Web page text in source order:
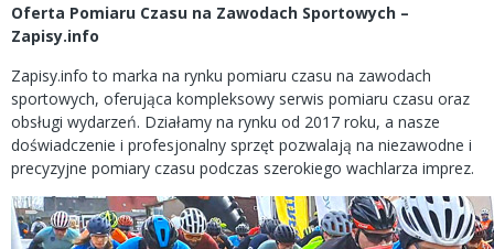
Oferta Pomiaru Czasu na Zawodach Sportowych –
Zapisy.info
Zapisy.info to marka na rynku pomiaru czasu na zawodach
sportowych, oferująca kompleksowy serwis pomiaru czasu oraz
obsługi wydarzeń. Działamy na rynku od 2017 roku, a nasze
doświadczenie i profesjonalny sprzęt pozwalają na niezawodne i
precyzyjne pomiary czasu podczas szerokiego wachlarza imprez.